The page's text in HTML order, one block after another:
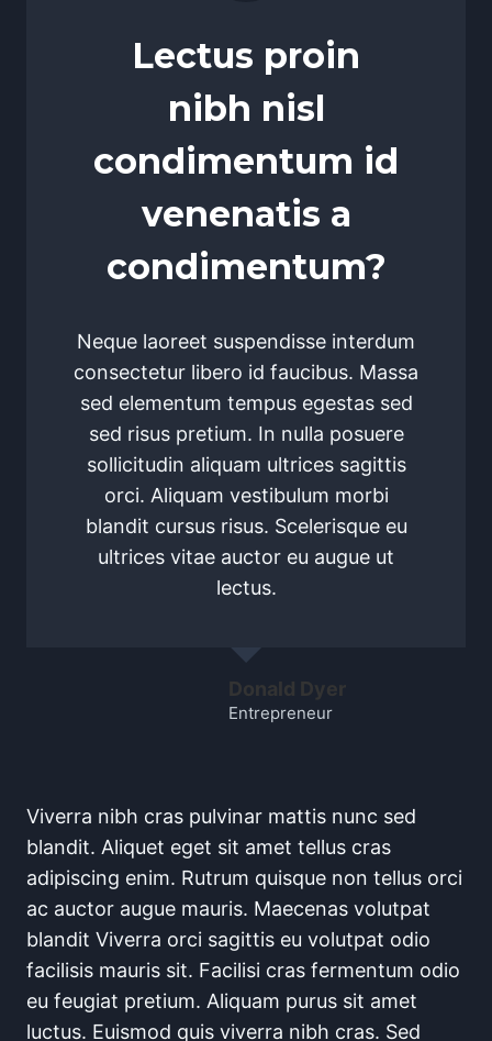
Lectus proin
nibh nisl
condimentum id
venenatis a
condimentum?
Neque laoreet suspendisse interdum
consectetur libero id faucibus. Massa
sed elementum tempus egestas sed
sed risus pretium. In nulla posuere
sollicitudin aliquam ultrices sagittis
orci. Aliquam vestibulum morbi
blandit cursus risus. Scelerisque eu
ultrices vitae auctor eu augue ut
lectus.
Donald Dyer
Entrepreneur
Viverra nibh cras pulvinar mattis nunc sed
blandit. Aliquet eget sit amet tellus cras
adipiscing enim. Rutrum quisque non tellus orci
ac auctor augue mauris. Maecenas volutpat
blandit Viverra orci sagittis eu volutpat odio
facilisis mauris sit. Facilisi cras fermentum odio
eu feugiat pretium. Aliquam purus sit amet
luctus. Euismod quis viverra nibh cras. Sed